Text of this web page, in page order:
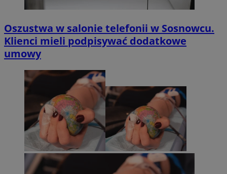
Oszustwa w salonie telefonii w Sosnowcu.
Klienci mieli podpisywać dodatkowe
umowy